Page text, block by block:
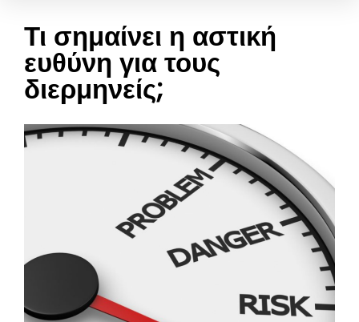
Τι σημαίνει η αστική
ευθύνη για τους
διερμηνείς;